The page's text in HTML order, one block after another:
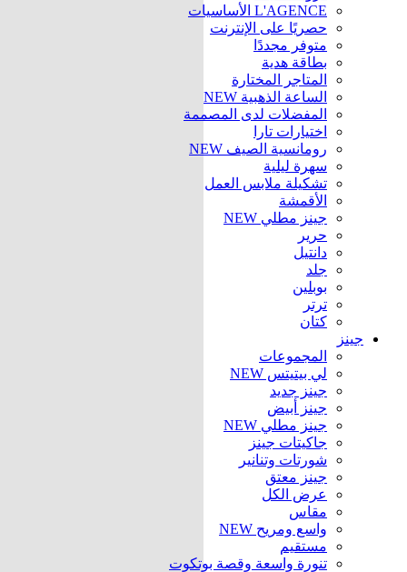
L'AGENCE الأساسيات
حصريًا على الإنترنت
متوفر مجددًا
بطاقة هدية
المتاجر المختارة
الساعة الذهبية NEW
المفضلات لدى المصممة
اختيارات تارا
رومانسية الصيف NEW
سهرة ليلية
تشكيلة ملابس العمل
الأقمشة
جينز مطلي NEW
حرير
دانتيل
جلد
بوبلين
ترتر
كتان
جينز
المجموعات
لي بيتيتس NEW
جينز جديد
جينز أبيض
جينز مطلي NEW
جاكيتات جينز
شورتات وتنانير
جينز معتق
عرض الكل
مقاس
واسع ومريح NEW
مستقيم
تنورة واسعة وقصة بوتكوت